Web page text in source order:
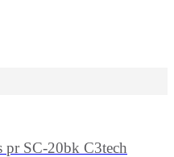
pr SC-20bk C3tech